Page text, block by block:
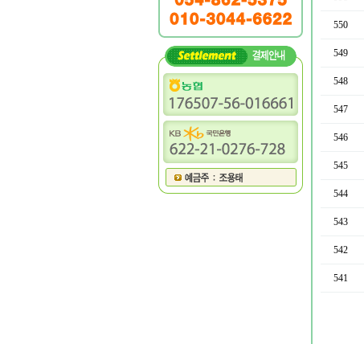
550
549
548
547
546
545
544
543
542
541